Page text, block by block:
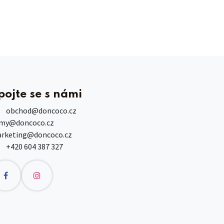
se s námi
obchod@doncoco.cz
+420 604 387 327